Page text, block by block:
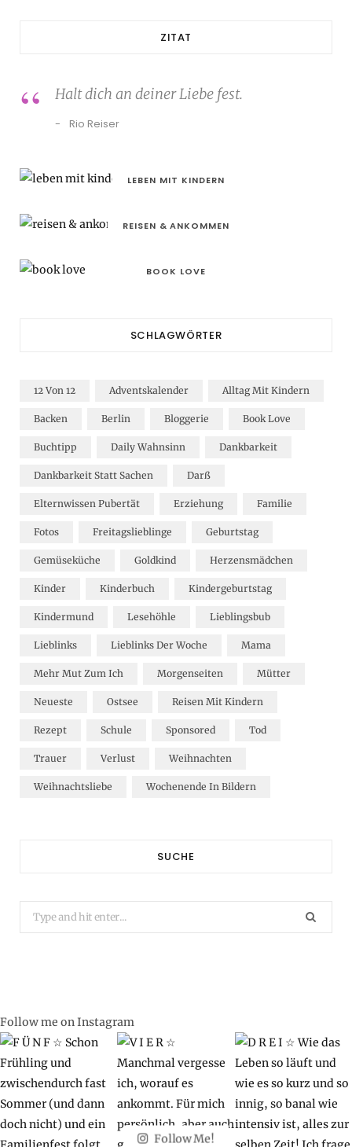
ZITAT
Halt dich an deiner Liebe fest.
Rio Reiser
LEBEN MIT KINDERN
REISEN & ANKOMMEN
BOOK LOVE
SCHLAGWÖRTER
12 Von 12 Adventskalender Alltag Mit Kindern
Backen Berlin Bloggerie Book Love
Buchtipp Daily Wahnsinn Dankbarkeit
Dankbarkeit Statt Sachen Darß
Elternwissen Pubertät Erziehung Familie
Fotos Freitagslieblinge Geburtstag
Gemüseküche Goldkind Herzensmädchen
Kinder Kinderbuch Kindergeburtstag
Kindermund Lesehöhle Lieblingsbub
Lieblinks Lieblinks Der Woche Mama
Mehr Mut Zum Ich Morgenseiten Mütter
Neueste Ostsee Reisen Mit Kindern
Rezept Schule Sponsored Tod
Trauer Verlust Weihnachten
Weihnachtsliebe Wochenende In Bildern
SUCHE
Search
for:
Follow me on Instagram
Follow Me!